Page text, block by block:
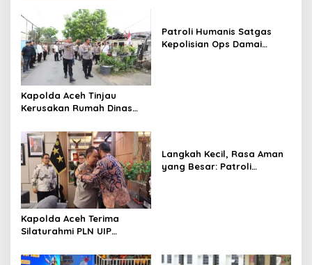
i
p
o
s
Kapolda Aceh Tinjau
Kerusakan Rumah Dinas
Angin Kencang Disertai
Hujan
Patroli Humanis Satgas
Kepolisian Ops Damai
Kapolda Aceh Terima
Silaturahmi PLN UIP
Perkuat Sinergi Dukung
Langkah Kecil, Rasa Aman
yang Besar: Patroli